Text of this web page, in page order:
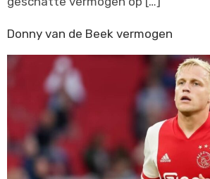
Donny van de Beek vermogen